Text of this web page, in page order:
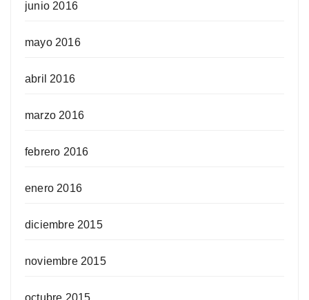
junio 2016
mayo 2016
abril 2016
marzo 2016
febrero 2016
enero 2016
diciembre 2015
noviembre 2015
octubre 2015